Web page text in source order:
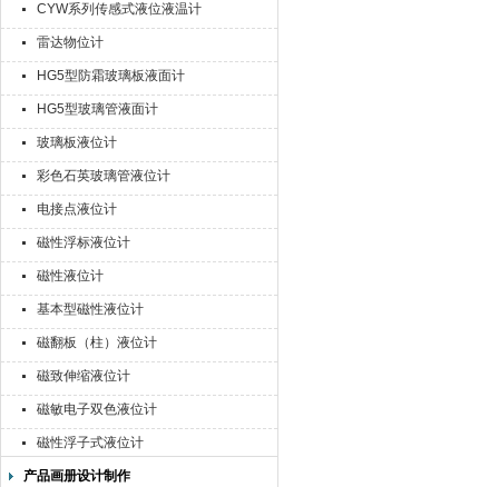
CYW系列传感式液位液温计
雷达物位计
HG5型防霜玻璃板液面计
HG5型玻璃管液面计
玻璃板液位计
彩色石英玻璃管液位计
电接点液位计
磁性浮标液位计
磁性液位计
基本型磁性液位计
磁翻板（柱）液位计
磁致伸缩液位计
磁敏电子双色液位计
磁性浮子式液位计
产品画册设计制作